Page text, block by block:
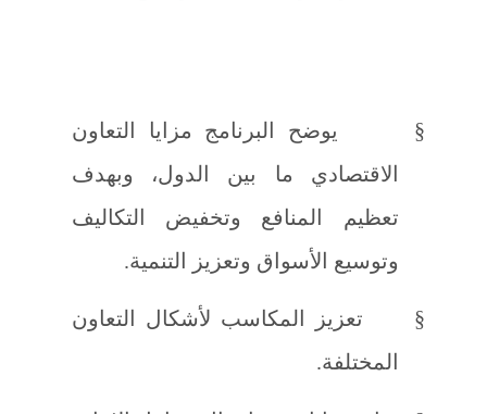
§
يوضح البرنامج مزايا التعاون
الاقتصادي ما بين الدول، وبهدف
تعظيم المنافع وتخفيض التكاليف
وتوسيع الأسواق وتعزيز التنمية.
§
تعزيز المكاسب لأشكال التعاون
المختلفة.